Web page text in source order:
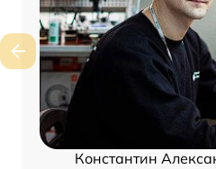
Константин